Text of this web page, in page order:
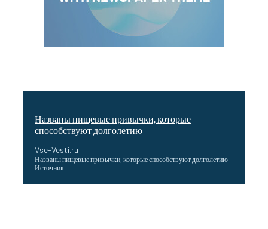
Названы пищевые привычки, которые
способствуют долголетию
Vse-Vesti.ru
Названы пищевые привычки, которые способствуют долголетию
Источник